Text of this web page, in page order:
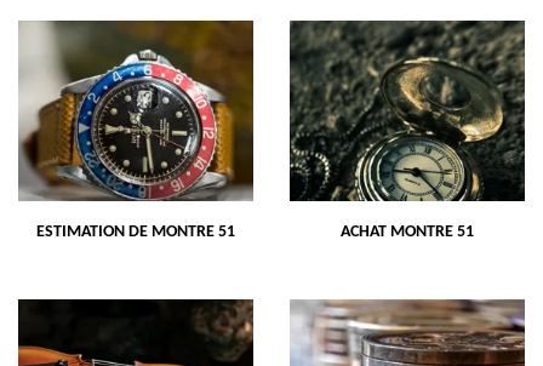
ESTIMATION DE MONTRE 51 ACHAT MONTRE 51